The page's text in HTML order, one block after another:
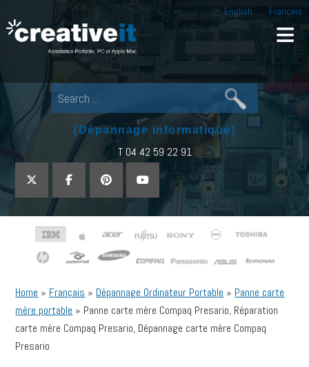
English Français
Creative IT
Pour tout dépannage informatique,
{Dépannage informatique}
T 04 42 59 22 91
Home » Français » Dépannage Ordinateur Portable » Panne carte
mère portable » Panne carte mère Compaq Presario, Réparation
carte mère Compaq Presario, Dépannage carte mère Compaq
Presario